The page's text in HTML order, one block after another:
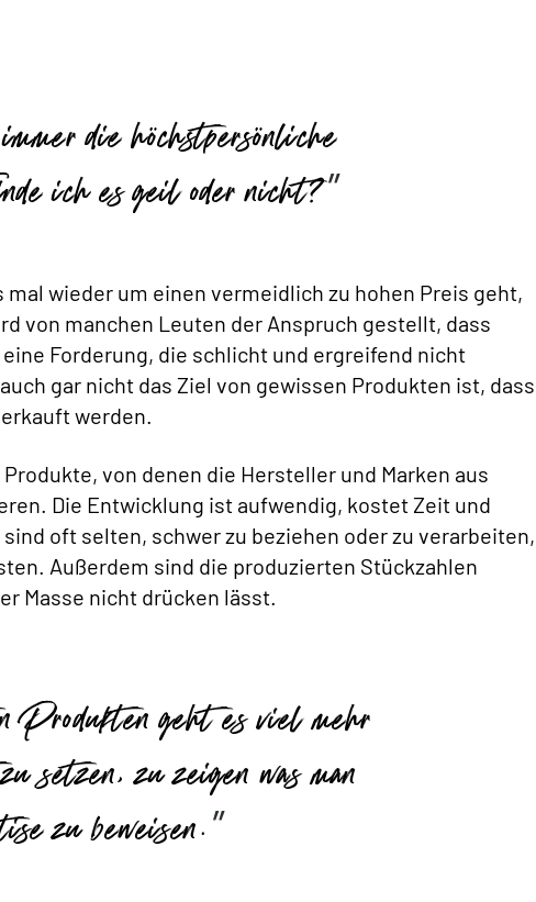
die höchstpersönliche
ich es geil oder nicht?
wieder um einen vermeidlich zu hohen Preis geht,
von manchen Leuten der Anspruch gestellt, dass
Forderung, die schlicht und ergreifend nicht
gar nicht das Ziel von gewissen Produkten ist, dass
werden.
von denen die Hersteller und Marken aus
Die Entwicklung ist aufwendig, kostet Zeit und
oft selten, schwer zu beziehen oder zu verarbeiten,
Außerdem sind die produzierten Stückzahlen
Masse nicht drücken lässt.
Produkten geht es viel mehr
setzen, zu zeigen was man
zu beweisen.